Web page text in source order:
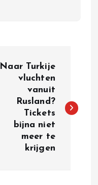
Naar Turkije
vluchten
vanuit
Rusland?
Tickets
bijna niet
meer te
krijgen